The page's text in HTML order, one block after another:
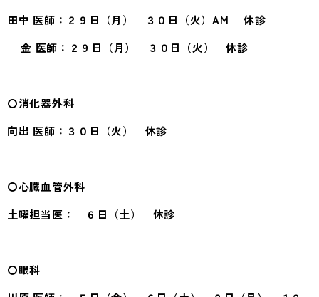
交通案内 お問い合わせ
田中 医師：２９ 日（月） ３０日（火）AM 休診
金 医師：２９ 日（月） ３０日（火） 休診
〇消化器外科
向出 医師：３０ 日（火） 休診
〇心臓血管外科
土曜担当医 ： ６ 日（土） 休診
〇眼科